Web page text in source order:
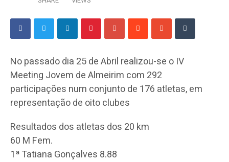
No passado dia 25 de Abril realizou-se o IV
Meeting Jovem de Almeirim com 292
participações num conjunto de 176 atletas, em
representação de oito clubes
Resultados dos atletas dos 20 km
60 M Fem.
1ª Tatiana Gonçalves 8.88